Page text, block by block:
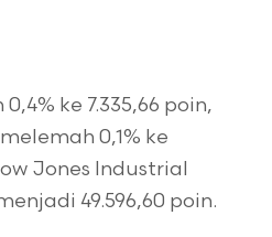
ke 7.335,66 poin,
0,1% ke
Jones Industrial
49.596,60 poin.